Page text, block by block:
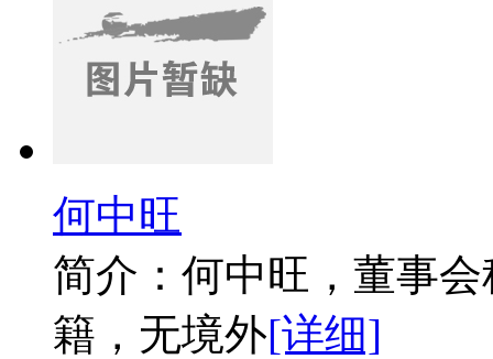
何中旺
简介：何中旺，董事
籍，无境外[详细]